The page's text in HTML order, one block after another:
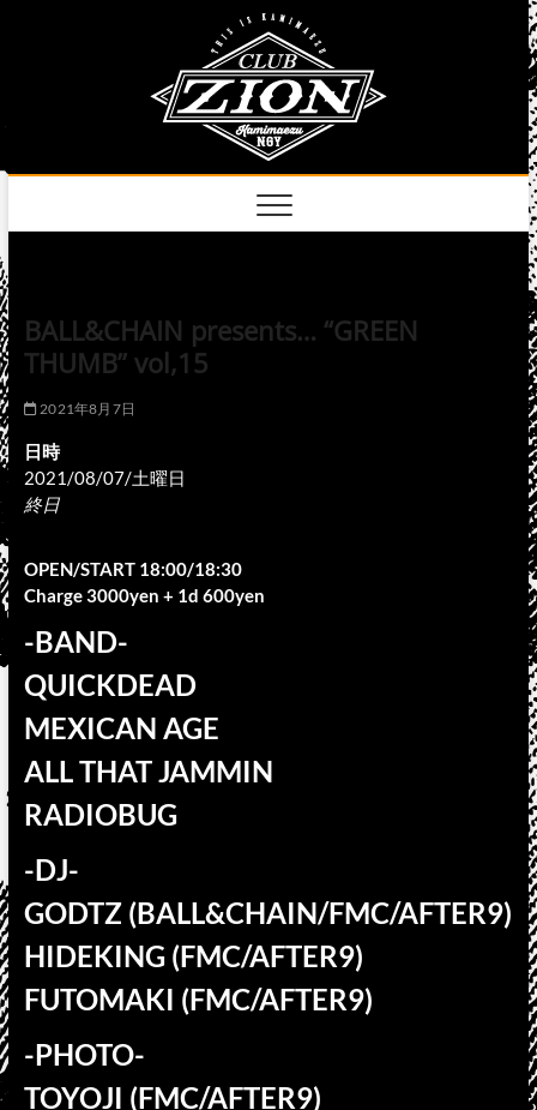
BALL&CHAIN presents… “GREEN
THUMB” vol,15
2021年8月7日
日時
2021/08/07/土曜日
終日
OPEN/START 18:00/18:30
Charge 3000yen + 1d 600yen
-BAND-
QUICKDEAD
MEXICAN AGE
ALL THAT JAMMIN
RADIOBUG
-DJ-
GODTZ (BALL&CHAIN/FMC/AFTER9)
HIDEKING (FMC/AFTER9)
FUTOMAKI (FMC/AFTER9)
-PHOTO-
TOYOJI (FMC/AFTER9)